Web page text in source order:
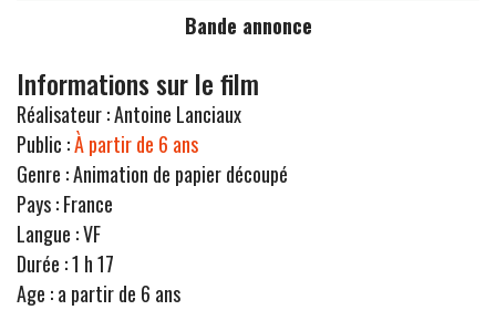
Bande annonce
Informations sur le film
Réalisateur :Antoine Lanciaux
Public :À partir de 6 ans
Genre :Animation de papier découpé
Pays :France
Langue :VF
Durée :1 h 17
Age :a partir de 6 ans